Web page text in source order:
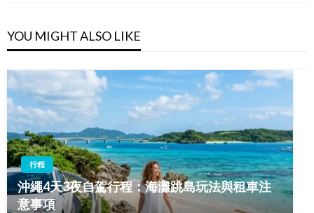
YOU MIGHT ALSO LIKE
行程
沖繩4天3夜自駕行程：海灘跳島玩法與租車注
意事項